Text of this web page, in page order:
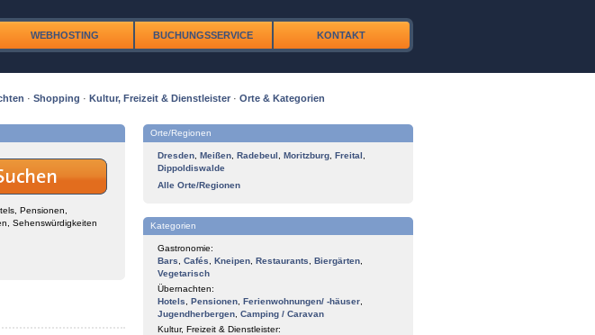
WEBHOSTING BUCHUNGSSERVICE KONTAKT
· Shopping · Kultur, Freizeit & Dienstleister · Orte & Kategorien
Pensionen,
Sehenswürdigkeiten
Orte/Regionen
Dresden Meißen Radebeul Moritzburg Freital
Dippoldiswalde
Alle Orte/Regionen
Kategorien
Gastronomie:
Bars
Cafés Kneipen Restaurants Biergärten
Vegetarisch
Übernachten:
Hotels
Pensionen Ferienwohnungen/ -häuser
Jugendherbergen Camping / Caravan
Kultur, Freizeit & Dienstleister: